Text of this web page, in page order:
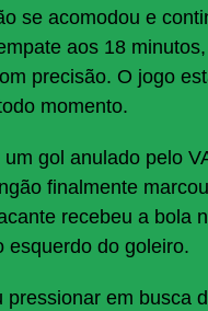
se acomodou e
aos 18
precisão. O jogo
momento.
gol anulado pelo
finalmente
recebeu a bola
esquerdo do goleiro.
em busca